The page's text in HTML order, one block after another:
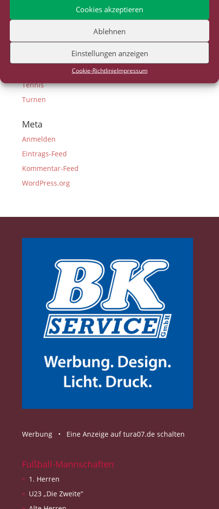
Cookies akzeptieren
Ablehnen
Einstellungen anzeigen
Cookie-RichtlinieImpressum
Lauftreff
Tennis
Turnen
Meta
Anmelden
Eintrags-Feed
Kommentar-Feed
WordPress.org
Werbung • Eine Anzeige auf tura07.de schalten
Fußball-Mannschaften
1. Herren
U23 „Die Zweite“